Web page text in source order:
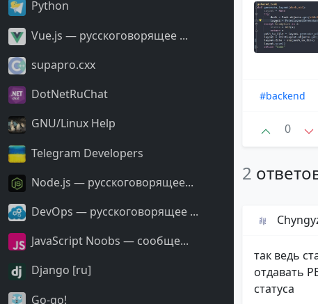
Python
Vue.js — русскоговорящее ...
supapro.cxx
DotNetRuChat
GNU/Linux Help
Telegram Developers
Node.js — русскоговорящее...
DevOps — русскоговорящее ...
JavaScript Noobs — сообще...
Django [ru]
Go-go!
#backend
0
2
так ведь
отдавать
статуса